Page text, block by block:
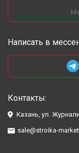
Написать в
Контакты:
Казань, ул.
sale@stroika-